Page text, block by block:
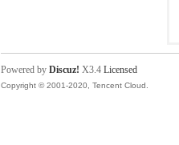
Powered by Discuz! X3.4 Licensed
Copyright © 2001-2020, Tencent Cloud.